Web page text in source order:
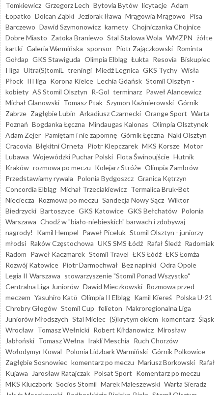
Tomkiewicz Grzegorz Lech Bytovia Bytów licytacje Adam
Łopatko Dolcan Ząbki Jeziorak Iława Mrągowia Mrągowo Pisa
Barczewo Dawid Szymonowicz karnety Chojniczanka Chojnice
Dobre Miasto Zatoka Braniewo Stal Stalowa Wola WMZPN żółte
kartki Galeria Warmińska sponsor Piotr Zajączkowski Rominta
Gołdap GKS Stawiguda Olimpia Elbląg Łukta Resovia Biskupiec
I liga Ultra(S)tomiL treningi Miedź Legnica GKS Tychy Wisła
Płock III liga Korona Kielce Lechia Gdańsk Stomil Olsztyn -
kobiety AS Stomil Olsztyn R-Gol terminarz Paweł Alancewicz
Michał Glanowski Tomasz Ptak Szymon Kaźmierowski Górnik
Zabrze Zagłębie Lubin Arkadiusz Czarnecki Orange Sport Warta
Poznań Bogdanka Łęczna Mindaugas Kalonas Olimpia Olsztynek
Adam Zejer Pamiętam i nie zapomnę Górnik Łęczna Naki Olsztyn
Cracovia Błękitni Orneta Piotr Klepczarek MKS Korsze Motor
Lubawa Wojewódzki Puchar Polski Flota Świnoujście Hutnik
Kraków rozmowa po meczu Kolejarz Stróże Olimpia Zambrów
Przedstawiamy rywala Polonia Bydgoszcz Granica Kętrzyn
Concordia Elbląg Michał Trzeciakiewicz Termalica Bruk-Bet
Nieciecza Rozmowa po meczu Sandecja Nowy Sącz Wiktor
Biedrzycki Bartoszyce GKS Katowice GKS Bełchatów Polonia
Warszawa Chodź w "biało-niebieskich" barwach i zdobywaj
nagrody!
Kamil Hempel Paweł Piceluk Stomil Olsztyn - juniorzy
młodsi Raków Częstochowa UKS SMS Łódź Rafał Śledź Radomiak
Radom Paweł Kaczmarek Stomil Travel ŁKS Łódź ŁKS Łomża
Rozwój Katowice Piotr Darmochwał Bez napinki Odra Opole
Legia II Warszawa stowarzyszenie "Stomil Ponad Wszystko"
Centralna Liga Juniorów Dawid Mieczkowski Rozmowa przed
meczem Yasuhiro Katō Olimpia II Elbląg Kamil Kiereś Polska U-21
Chrobry Głogów Stomil Cup felieton Makroregionalna Liga
Juniorów Młodszych Stal Mielec (S)krytym okiem komentarz Śląsk
Wrocław Tomasz Wełnicki Robert Kiłdanowicz Mirosław
Jabłoński Tomasz Wełna Irakli Meschia Ruch Chorzów
Wołodymyr Kowal Polonia Lidzbark Warmiński Górnik Polkowice
Zagłębie Sosnowiec komentarz po meczu Mariusz Borkowski Rafał
Kujawa
Jarosław Ratajczak Polsat Sport Komentarz po meczu
MKS Kluczbork Socios Stomil Marek Maleszewski Warta Sieradz